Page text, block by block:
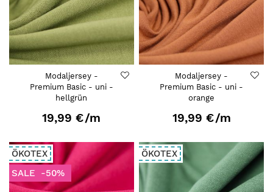
Modaljersey -
Premium Basic - uni -
hellgrün
19,99 €/m
Modaljersey -
Premium Basic - uni -
orange
19,99 €/m
ÖKOTEX
SALE
-50%
ÖKOTEX